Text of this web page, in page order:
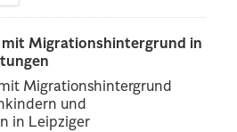
Migrationshintergrund in
Migrationshintergrund
und
in Leipziger